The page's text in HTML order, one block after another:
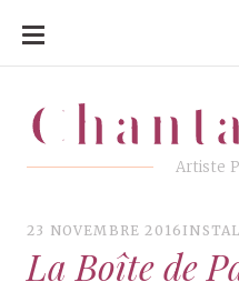
ALLER
CONTENU
Artiste
23 NOVEMBRE 2016
La Boîte de